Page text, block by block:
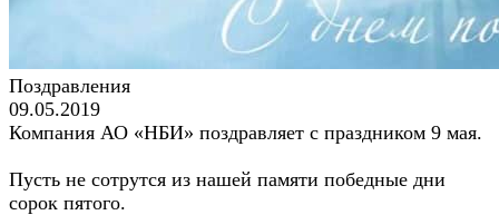
Поздравления
09.05.2019
Компания АО «НБИ» поздравляет с праздником 9 мая.
Пусть не сотрутся из нашей памяти победные дни
сорок пятого.